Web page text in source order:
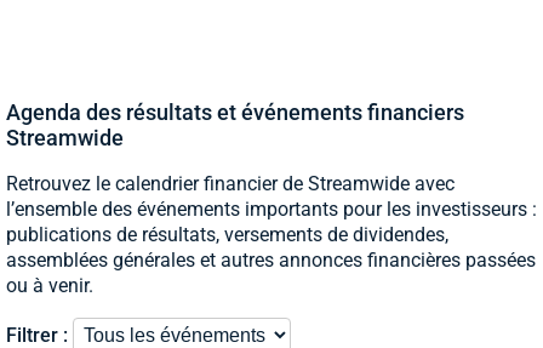
Agenda des résultats et événements financiers
Streamwide
Retrouvez le calendrier financier de Streamwide avec
l’ensemble des événements importants pour les investisseurs :
publications de résultats, versements de dividendes,
assemblées générales et autres annonces financières passées
ou à venir.
Filtrer :